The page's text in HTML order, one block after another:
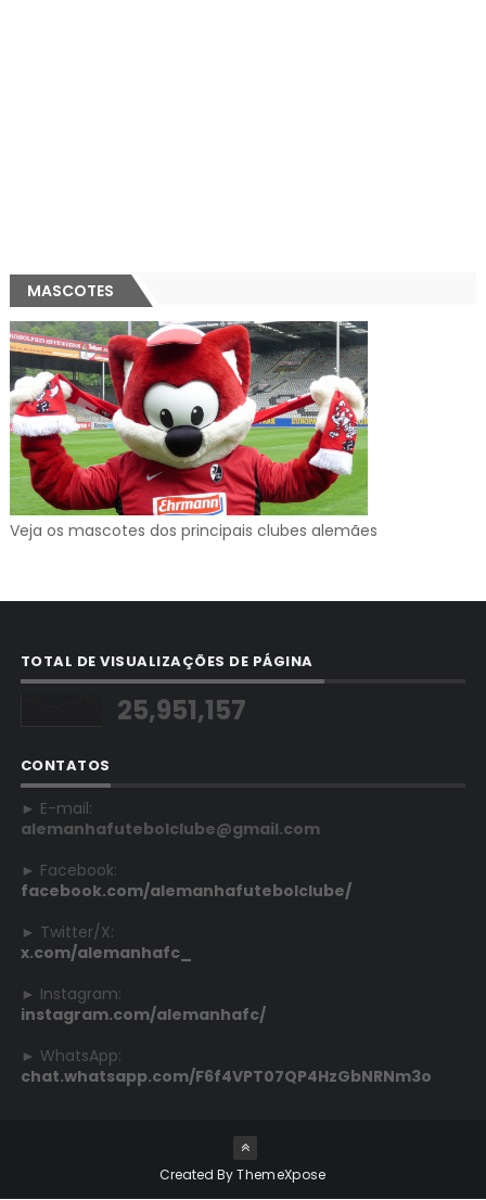
MASCOTES
Veja os mascotes dos principais clubes alemães
TOTAL DE VISUALIZAÇÕES DE PÁGINA
25,951,157
CONTATOS
► E-mail:
alemanhafutebolclube@gmail.com
► Facebook:
facebook.com/alemanhafutebolclube/
► Twitter/X:
x.com/alemanhafc_
► Instagram:
instagram.com/alemanhafc/
► WhatsApp:
chat.whatsapp.com/F6f4VPT07QP4HzGbNRNm3o
Created ByThemeXpose